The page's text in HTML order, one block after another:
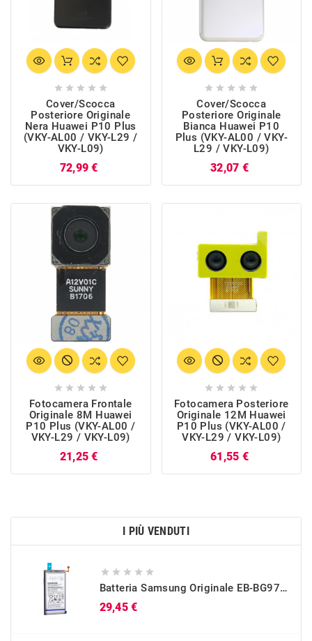
    
Cover/Scocca
Posteriore Originale
Nera Huawei P10 Plus
(VKY-AL00 / VKY-L29 /
VKY-L09)
72,99 €
    
Cover/Scocca
Posteriore Originale
Bianca Huawei P10
Plus (VKY-AL00 / VKY-
L29 / VKY-L09)
32,07 €
    
Fotocamera Frontale
Originale 8M Huawei
P10 Plus (VKY-AL00 /
VKY-L29 / VKY-L09)
21,25 €
    
Fotocamera Posteriore
Originale 12M Huawei
P10 Plus (VKY-AL00 /
VKY-L29 / VKY-L09)
61,55 €
I PIÙ VENDUTI
    
Batteria Samsung Originale EB-BG973ABU Per Galaxy S10 (SM-G973)
29,45 €